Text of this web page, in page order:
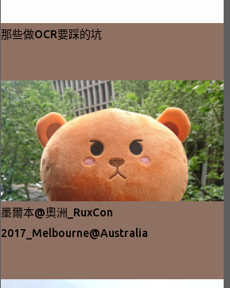
那些做OCR要踩的坑
墨爾本@奧洲_RuxCon
2017_Melbourne@Australia